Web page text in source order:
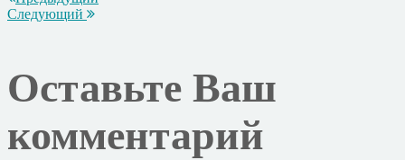
Следующий
Оставьте Ваш
комментарий